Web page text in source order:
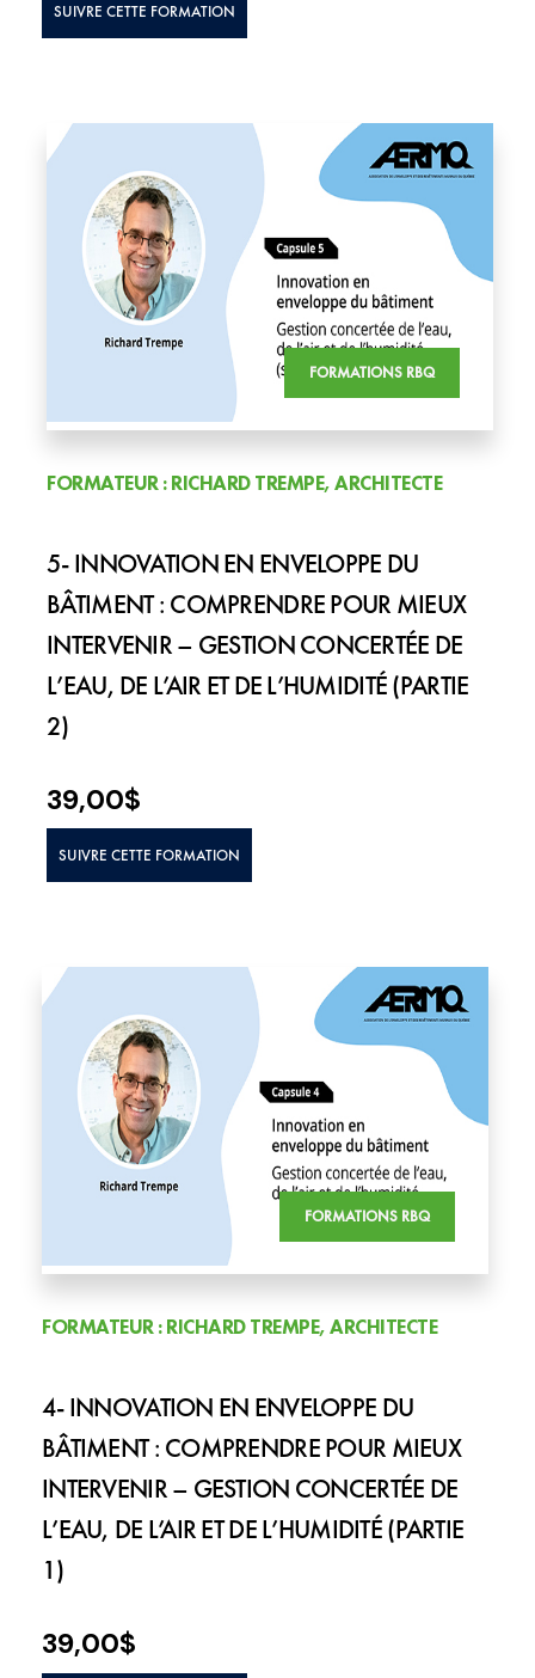
SUIVRE CETTE FORMATION
FORMATIONS RBQ
FORMATEUR : RICHARD TREMPE, ARCHITECTE
5- INNOVATION EN ENVELOPPE DU
BÂTIMENT : COMPRENDRE POUR MIEUX
INTERVENIR – GESTION CONCERTÉE DE
L’EAU, DE L’AIR ET DE L’HUMIDITÉ (PARTIE
2)
39,00$
SUIVRE CETTE FORMATION
FORMATIONS RBQ
FORMATEUR : RICHARD TREMPE, ARCHITECTE
4- INNOVATION EN ENVELOPPE DU
BÂTIMENT : COMPRENDRE POUR MIEUX
INTERVENIR – GESTION CONCERTÉE DE
L’EAU, DE L’AIR ET DE L’HUMIDITÉ (PARTIE
1)
39,00$